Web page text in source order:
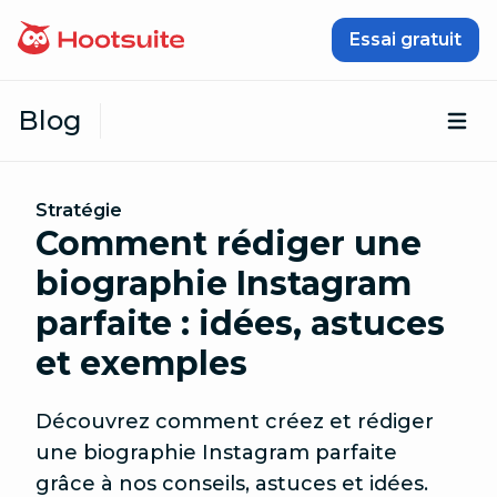
Essai gratuit
Blog
Stratégie
Comment rédiger une
biographie Instagram
parfaite : idées, astuces
et exemples
Découvrez comment créez et rédiger
une biographie Instagram parfaite
grâce à nos conseils, astuces et idées.